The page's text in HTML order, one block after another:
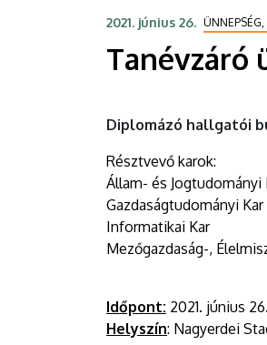
DEBRECENI
EGYETEM
2021. június 26.
Tanévzáró
Diplomázó hallgatói
Résztvevő karok:
Állam- és Jogtudományi
Gazdaságtudományi Kar
Informatikai Kar
Mezőgazdaság-,
Időpont: 2021. június
Helyszín: Nagyerdei